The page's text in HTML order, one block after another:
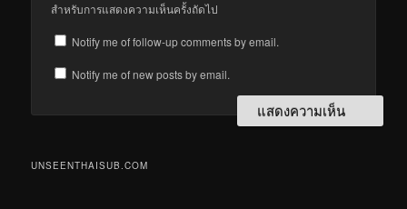
สำหรับการแสดงความเห็นครั้งถัดไป
Notify me of follow-up comments by email.
Notify me of new posts by email.
UNSEENTHAISUB.COM